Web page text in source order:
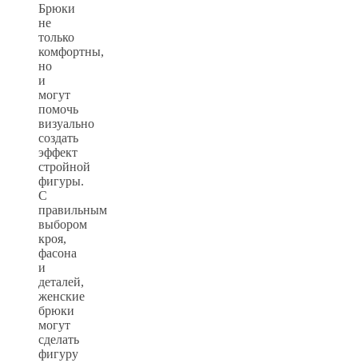
Брюки
не
только
комфортны,
но
и
могут
помочь
визуально
создать
эффект
стройной
фигуры.
С
правильным
выбором
кроя,
фасона
и
деталей,
женские
брюки
могут
сделать
фигуру